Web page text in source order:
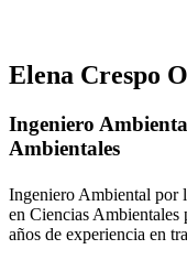
Elena Crespo
Ingeniero
Ambientales
Ingeniero Ambiental por
en Ciencias
años de experiencia en